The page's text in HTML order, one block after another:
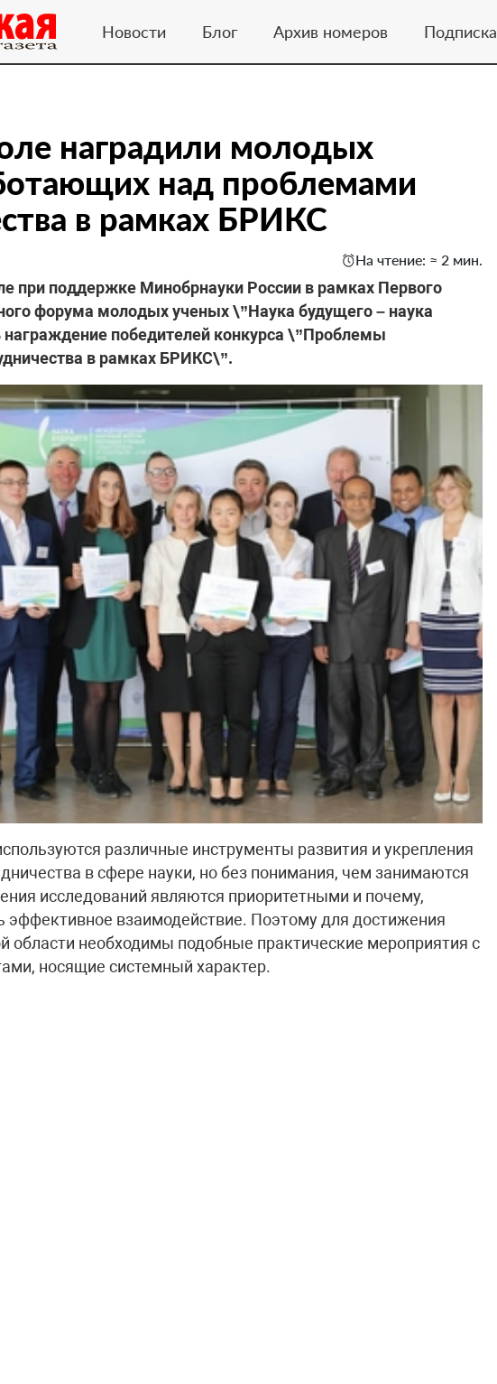
Новости Блог Архив номеров Подписка
наградили молодых
над проблемами
в рамках БРИКС
На чтение: ≈ 2 мин.
при поддержке Минобрнауки России в рамках Первого
форума молодых ученых \”Наука будущего – наука
победителей конкурса \”Проблемы
в рамках БРИКС\”.
различные инструменты развития и укрепления
в сфере науки, но без понимания, чем занимаются
исследований являются приоритетными и почему,
эффективное взаимодействие. Поэтому для достижения
области необходимы подобные практические мероприятия с
носящие системный характер.